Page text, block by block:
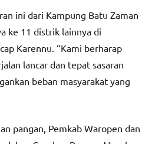
ini dari Kampung Batu Zaman
ke 11 distrik lainnya di
Karennu. “Kami berharap
lancar dan tepat sasaran
beban masyarakat yang
pangan, Pemkab Waropen dan